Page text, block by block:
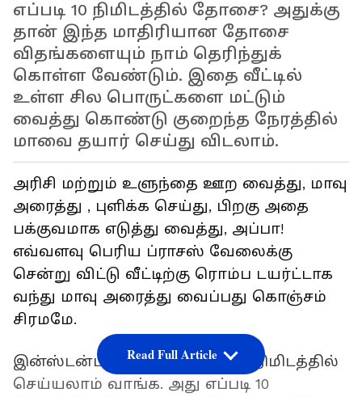
எப்படி 10 நிமிடத்தில் தோசை? அதுக்கு
தான் இந்த மாதிரியான தோசை
விதங்களையும் நாம் தெரிந்துக்
கொள்ள வேண்டும். இதை வீட்டில்
உள்ள சில பொருட்களை மட்டும்
வைத்து கொண்டு குறைந்த நேரத்தில்
மாவை தயார் செய்து விடலாம்.
அரிசி மற்றும் உளுந்தை ஊற வைத்து, மாவு
அரைத்து , புளிக்க செய்து, பிறகு அதை
பக்குவமாக எடுத்து வைத்து, அப்பா!
எவ்வளவு பெரிய ப்ராசஸ் வேலைக்கு
சென்று விட்டு வீட்டிற்கு ரொம்ப டயர்ட்டாக
வந்து மாவு அரைத்து வைப்பது கொஞ்சம்
சிரமமே.
இன்ஸ்டன்ட் தோசை வெறும் 10 நிமிடத்தில்
செய்யலாம் வாங்க. அது எப்படி 10
Read Full Article